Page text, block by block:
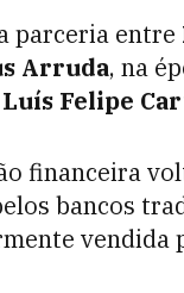
parceria entre
Arruda, na
Luís Felipe
financeira
bancos
vendida